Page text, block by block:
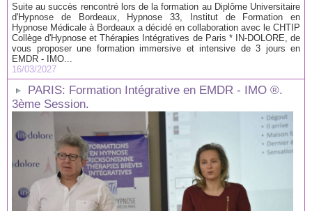
Suite au succès rencontré lors de la formation au Diplôme Universitaire
d'Hypnose de Bordeaux, Hypnose 33, Institut de Formation en
Hypnose Médicale à Bordeaux a décidé en collaboration avec le CHTIP
Collège d'Hypnose et Thérapies Intégratives de Paris * IN-DOLORE, de
vous proposer une formation immersive et intensive de 3 jours en
EMDR - IMO...
16/03/2027
PARIS: Formation Intégrative en EMDR - IMO ®.
3ème Session.